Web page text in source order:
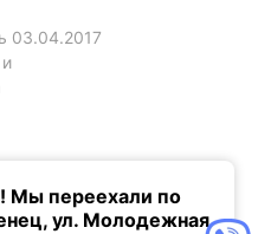
03.04.2017
Мы переехали по
ул. Молодежная,